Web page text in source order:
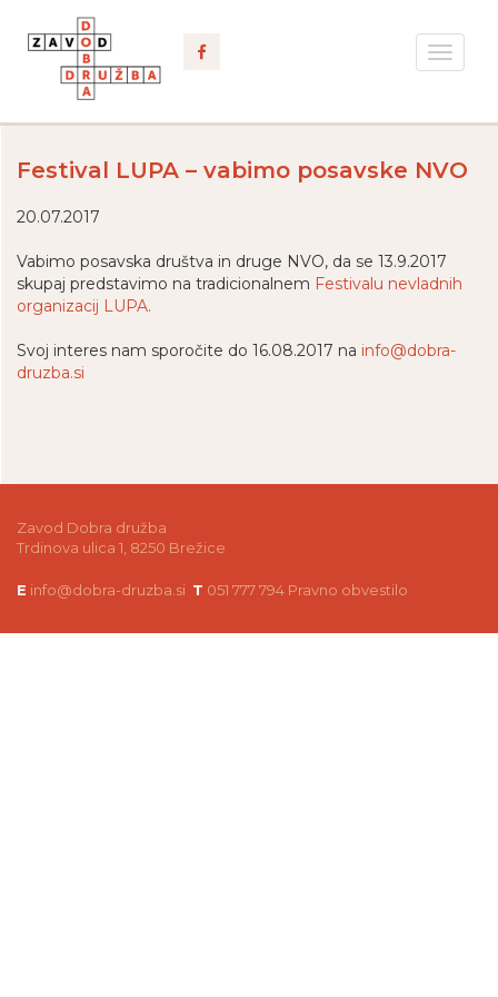
Toggle
Festival LUPA – vabimo posavske NVO
20.07.2017
Vabimo posavska društva in druge NVO, da se 13.9.2017
skupaj predstavimo na tradicionalnem Festivalu nevladnih
organizacij LUPA.
Svoj interes nam sporočite do 16.08.2017 na info@dobra-
druzba.si
Zavod Dobra družba
Trdinova ulica 1, 8250 Brežice
E info@dobra-druzba.si T 051 777 794 Pravno obvestilo